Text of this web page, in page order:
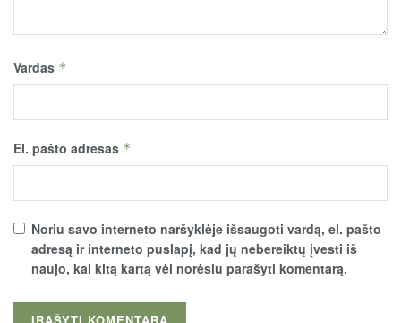
Vardas *
El. pašto adresas *
Noriu savo interneto naršyklėje išsaugoti vardą, el. pašto
adresą ir interneto puslapį, kad jų nebereiktų įvesti iš
naujo, kai kitą kartą vėl norėsiu parašyti komentarą.